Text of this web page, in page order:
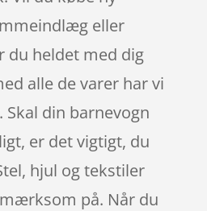
eller
du heldet med dig
alle de varer har vi
din barnevogn
er det vigtigt, du
hjul og tekstiler
på. Når du